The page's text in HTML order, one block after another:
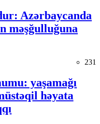
Azərbaycanda
məşğulluğuna
231
yaşamağı
həyata